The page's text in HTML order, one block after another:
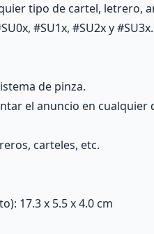
tipo de cartel, letrero,
#SU1x, #SU2x y #SU3x.
de pinza.
el anuncio en cualquier
carteles, etc.
17.3 x 5.5 x 4.0 cm